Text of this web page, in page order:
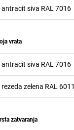
antracit siva RAL 7016
vrata
antracit siva RAL 7016
rezeda zelena RAL 6011
zatvaranja